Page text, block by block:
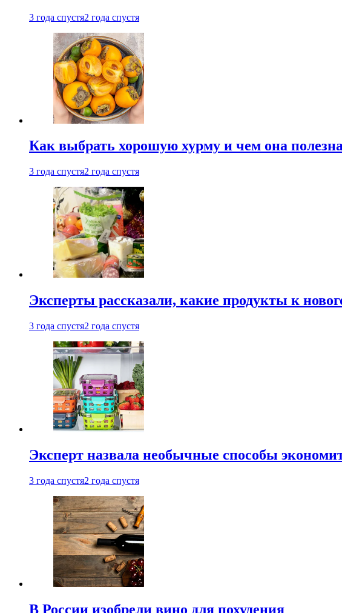
3 года спустя2 года спустя
Как выбрать хорошую хурму и чем она
3 года спустя2 года спустя
Эксперты рассказали, какие продукты к
3 года спустя2 года спустя
Эксперт назвала необычные способы
3 года спустя2 года спустя
В России изобрели вино для похудения